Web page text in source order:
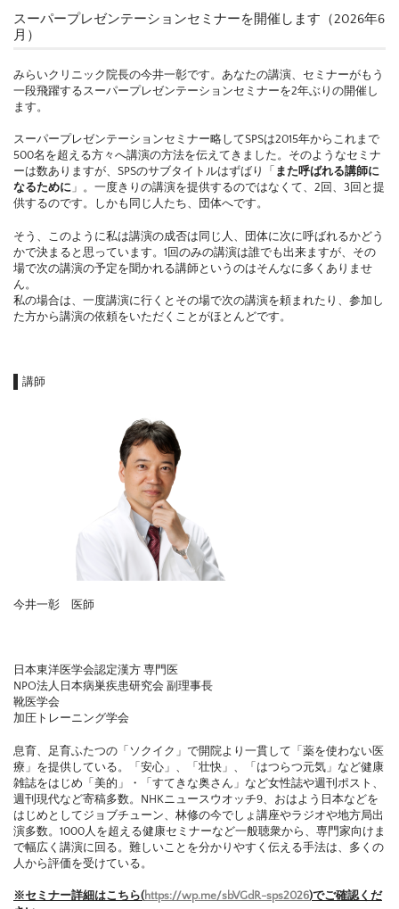
スーパープレゼンテーションセミナーを開催します（2026年6
月）
みらいクリニック院長の今井一彰です。あなたの講演、セミナーがもう
一段飛躍するスーパープレゼンテーションセミナーを2年ぶりの開催し
ます。
スーパープレゼンテーションセミナー略してSPSは2015年からこれまで
500名を超える方々へ講演の方法を伝えてきました。そのようなセミナ
ーは数ありますが、SPSのサブタイトルはずばり「 また呼ばれる講師に
なるために 」。一度きりの講演を提供するのではなくて、2回、3回と提
供するのです。しかも同じ人たち、団体へです。
そう、このように私は講演の成否は同じ人、団体に次に呼ばれるかどう
かで決まると思っています。1回のみの講演は誰でも出来ますが、その
場で次の講演の予定を聞かれる講師というのはそんなに多くありませ
ん。
私の場合は、一度講演に行くとその場で次の講演を頼まれたり、参加し
た方から講演の依頼をいただくことがほとんどです。
講師
今井一彰 医師
日本東洋医学会認定漢方 専門医
NPO法人日本病巣疾患研究会 副理事長
靴医学会
加圧トレーニング学会
息育、足育ふたつの「ソクイク」で開院より一貫して「薬を使わない医
療」を提供している。「安心」、「壮快」、「はつらつ元気」など健康
雑誌をはじめ「美的」・「すてきな奥さん」など女性誌や週刊ポスト、
週刊現代など寄稿多数。NHKニュースウオッチ9、おはよう日本などを
はじめとしてジョブチューン、林修の今でしょ講座やラジオや地方局出
演多数。1000人を超える健康セミナーなど一般聴衆から、専門家向けま
で幅広く講演に回る。難しいことを分かりやすく伝える手法は、多くの
人から評価を受けている。
※セミナー詳細はこちら(https://wp.me/sbVGdR-sps2026)でご確認くだ